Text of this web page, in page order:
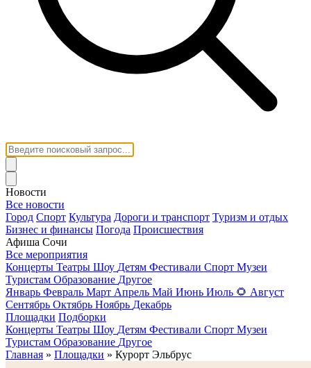
Новости
Все новости
Город Спорт Культура Дороги и транспорт Туризм и отдых
Бизнес и финансы Погода Происшествия
Афиша Сочи
Все мероприятия
Концерты Театры Шоу Детям Фестивали Спорт Музеи
Туристам Образование Другое
Январь Февраль Март Апрель Май Июнь Июль 🌻 Август
Сентябрь Октябрь Ноябрь Декабрь
Площадки Подборки
Концерты Театры Шоу Детям Фестивали Спорт Музеи
Туристам Образование Другое
Главная » Площадки » Курорт Эльбрус